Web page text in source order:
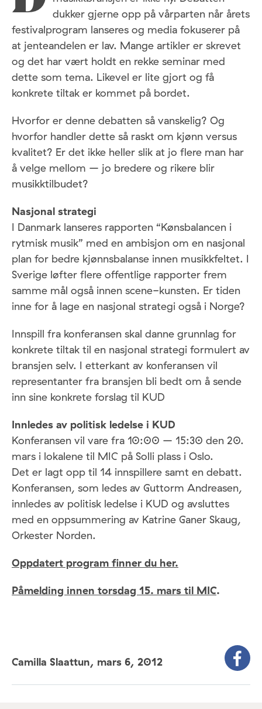
dukker gjerne opp på vårparten når årets
festivalprogram lanseres og media fokuserer på
at jenteandelen er lav. Mange artikler er skrevet
og det har vært holdt en rekke seminar med
dette som tema. Likevel er lite gjort og få
konkrete tiltak er kommet på bordet.
Hvorfor er denne debatten så vanskelig? Og
hvorfor handler dette så raskt om kjønn versus
kvalitet? Er det ikke heller slik at jo flere man har
å velge mellom – jo bredere og rikere blir
musikktilbudet?
Nasjonal strategi
I Danmark lanseres rapporten “Kønsbalancen i
rytmisk musik” med en ambisjon om en nasjonal
plan for bedre kjønnsbalanse innen musikkfeltet. I
Sverige løfter flere offentlige rapporter frem
samme mål også innen scene-kunsten. Er tiden
inne for å lage en nasjonal strategi også i Norge?
Innspill fra konferansen skal danne grunnlag for
konkrete tiltak til en nasjonal strategi formulert av
bransjen selv. I etterkant av konferansen vil
representanter fra bransjen bli bedt om å sende
inn sine konkrete forslag til KUD
Innledes av politisk ledelse i KUD
Konferansen vil vare fra 10:00 – 15:30 den 20.
mars i lokalene til MIC på Solli plass i Oslo.
Det er lagt opp til 14 innspillere samt en debatt.
Konferansen, som ledes av Guttorm Andreasen,
innledes av politisk ledelse i KUD og avsluttes
med en oppsummering av Katrine Ganer Skaug,
Orkester Norden.
Oppdatert program finner du her.
Påmelding innen torsdag 15. mars til MIC.
Camilla Slaattun, mars 6, 2012